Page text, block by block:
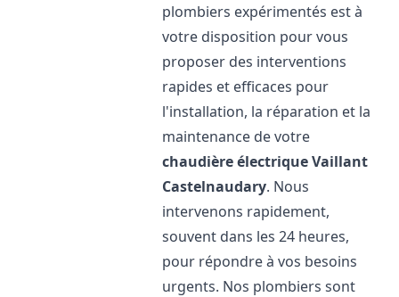
plombiers expérimentés est à
votre disposition pour vous
proposer des interventions
rapides et efficaces pour
l'installation, la réparation et la
maintenance de votre
chaudière électrique Vaillant
Castelnaudary. Nous
intervenons rapidement,
souvent dans les 24 heures,
pour répondre à vos besoins
urgents. Nos plombiers sont